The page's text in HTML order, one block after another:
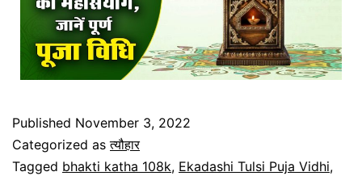
Published November 3, 2022
Categorized asत्यौहार
Tagged bhakti katha 108k, Ekadashi Tulsi Puja Vidhi,